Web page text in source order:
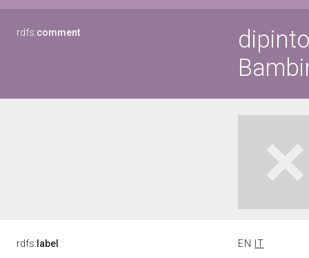
rdfs:comment
rdfs: label EN IT